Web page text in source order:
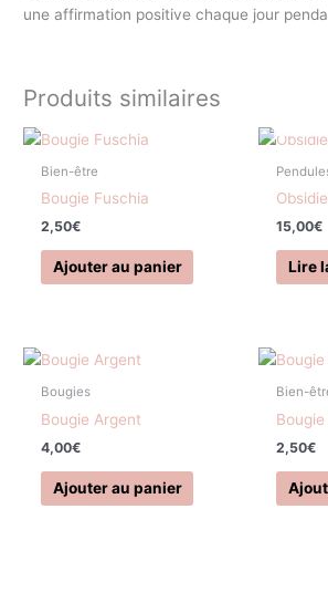
une affirmation positive chaque jour
Produits similaires
Bien-être
Bougie Fuschia
2,50€
Ajouter au panier
15,00€
Lire
Bougies
Bougie Argent
4,00€
Ajouter au panier
Bien-
2,50€